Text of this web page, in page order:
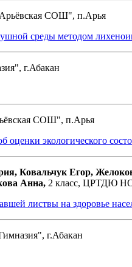
СОШ", п.Арья
среды методом
г.Абакан
СОШ", п.Арья
оценки экологического
Ковальчук Егор,
Анна, 2 класс, ЦРТДЮ
листвы на здоровье
г.Абакан